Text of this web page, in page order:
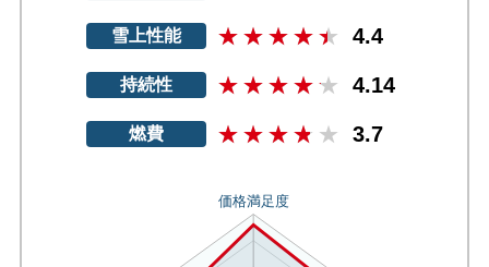
雪上性能 4.4
持続性 4.14
燃費 3.7